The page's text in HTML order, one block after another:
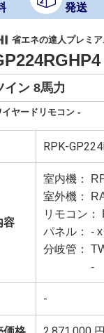
発送
省エネの達人プレミ
イン 8馬力
ヤードリモコン -
RPK-
容
室内機：
室外機：
リモコン：
パネル： -
分岐管：
-
-